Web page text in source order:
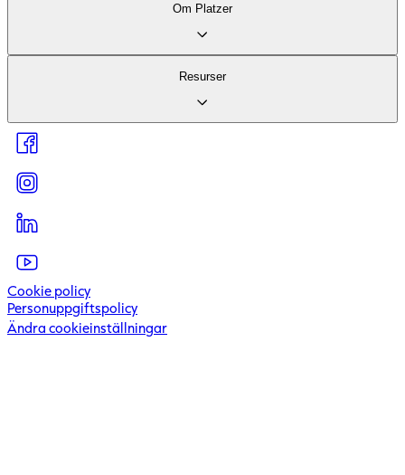
Vårt kontorserbjudande
Vårt logistikerbjudande
Om Platzer
Hållbarhet
Resurser
Cookie policy
Personuppgiftspolicy
Ändra cookieinställningar